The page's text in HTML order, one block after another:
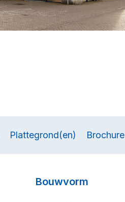
Plattegrond(en) Brochure
Bouwvorm